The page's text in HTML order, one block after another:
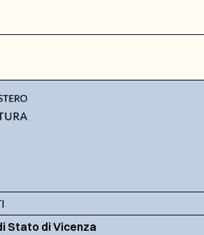
Stato di Vicenza